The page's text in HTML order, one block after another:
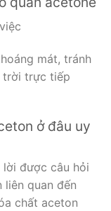
mát, tránh
trời trực tiếp
ở đâu uy
được câu hỏi
quan đến
chất aceton